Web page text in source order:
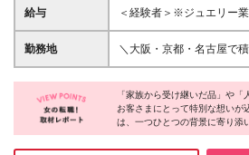
躍中 ﾟ･*:.こんな方、大歓迎です.:*･ﾟ ◎「売る」だけ
い方 ◎上質な接客を学び
ルを目指したい方 ◎お客
職人と力を合わせ、世界
えたい方
給与
＜経験者＞※ジュエリー
万円＋各種手当＋業績賞与 ＜未経験者＞ 月給24万
～＋各種手当＋業績賞与 ＊昇給/年1回 ＊通勤手当
す。 ※店長及び副店長昇
び副店長手当を支給。 ※
り。試用期間中は有期の
勤務地
＼大阪・京都・名古屋で
の勤務となります ※転勤
【Cadensia&Conciel大阪
央区難波5丁目1番5号 【Cadensia&Conciel京都高島
屋店】 京都府京都市下京
【Cadensia&Conciel名古
市中村区名駅1丁目1番4号 【Cadensia&Conciel日本
「家族から受け継いだ品」や「
お客さまにとって特別な想いが
は、一つひとつの背景に寄り添
フの姿勢が印象的でした。宝石
につく環境があり、「またあな